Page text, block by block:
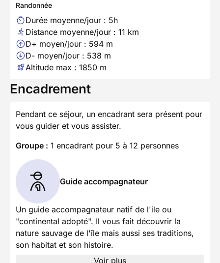
Randonnée
Durée moyenne/jour : 5h
Distance moyenne/jour : 11 km
D+ moyen/jour : 594 m
D- moyen/jour : 538 m
Altitude max : 1850 m
Encadrement
Pendant ce séjour, un encadrant sera présent pour
vous guider et vous assister.
Groupe : 1 encadrant pour 5 à 12 personnes
Guide accompagnateur
Un guide accompagnateur natif de l'ile ou
"continental adopté". Il vous fait découvrir la
nature sauvage de l'île mais aussi ses traditions,
son habitat et son histoire.
Voir plus